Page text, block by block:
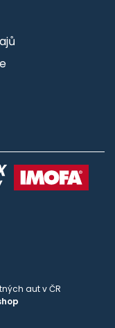
aut v ČR